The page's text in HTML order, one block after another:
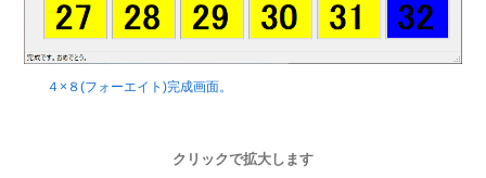
４×８(フォーエイト)完成画面。
クリックで拡大します